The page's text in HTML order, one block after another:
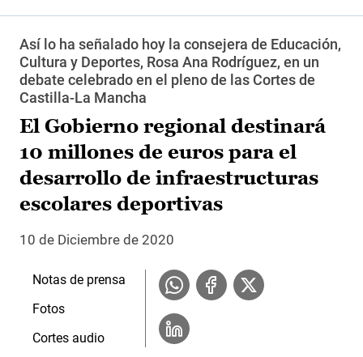
Así lo ha señalado hoy la consejera de Educación,
Cultura y Deportes, Rosa Ana Rodríguez, en un
debate celebrado en el pleno de las Cortes de
Castilla-La Mancha
El Gobierno regional destinará
10 millones de euros para el
desarrollo de infraestructuras
escolares deportivas
10 de Diciembre de 2020
Notas de prensa
Fotos
Cortes audio